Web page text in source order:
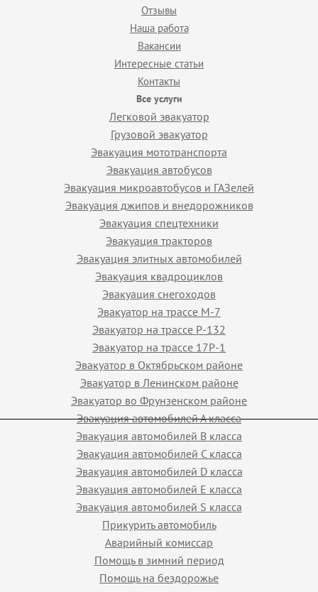
Отзывы
Наша работа
Вакансии
Интересные статьи
Контакты
Все услуги
Легковой эвакуатор
Грузовой эвакуатор
Эвакуация мототранспорта
Эвакуация автобусов
Эвакуация микроавтобусов и ГАЗелей
Эвакуация джипов и внедорожников
Эвакуация спецтехники
Эвакуация тракторов
Эвакуация элитных автомобилей
Эвакуация квадроциклов
Эвакуация снегоходов
Эвакуатор на трассе М-7
Эвакуатор на трассе Р-132
Эвакуатор на трассе 17Р-1
Эвакуатор в Октябрьском районе
Эвакуатор в Ленинском районе
Эвакуатор во Фрунзенском районе
Эвакуация автомобилей А класса
Эвакуация автомобилей B класса
Эвакуация автомобилей C класса
Эвакуация автомобилей D класса
Эвакуация автомобилей E класса
Эвакуация автомобилей S класса
Прикурить автомобиль
Аварийный комиссар
Помощь в зимний период
Помощь на бездорожье